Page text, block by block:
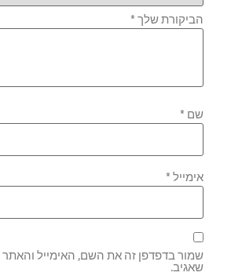
הביקורת שלך *
שם *
אימייל *
שמור בדפדפן זה את השם, האימייל
שאגיב.